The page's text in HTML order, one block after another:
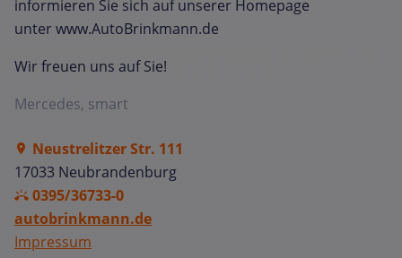
informieren Sie sich auf unserer Homepage
unter www.AutoBrinkmann.de
Wir freuen uns auf Sie!
Mercedes, smart
Neustrelitzer Str. 111
17033 Neubrandenburg
0395/36733-0
autobrinkmann.de
Impressum